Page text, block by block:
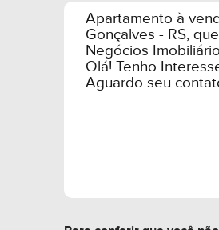
contato com um de nossos